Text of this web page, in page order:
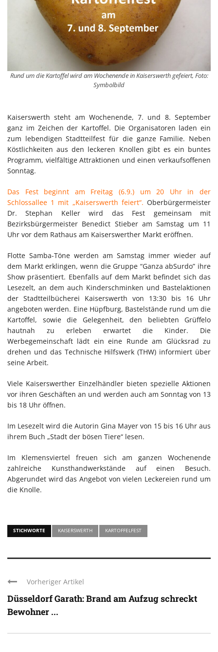
Rund um die Kartoffel wird am Wochenende in Kaiserswerth gefeiert, Foto:
Symbolbild
Kaiserswerth steht am Wochenende, 7. und 8. September
ganz im Zeichen der Kartoffel. Die Organisatoren laden ein
zum lebendigen Stadtteilfest für die ganze Familie. Neben
Köstlichkeiten aus den leckeren Knollen gibt es ein buntes
Programm, vielfältige Attraktionen und einen verkaufsoffenen
Sonntag.
Das Fest beginnt am Freitag (6.9.) um 20 Uhr in der
Schlossallee 1 mit „Kaiserswerth feiert“. Oberbürgermeister
Dr. Stephan Keller wird das Fest gemeinsam mit
Bezirksbürgermeister Benedict Stieber am Samstag um 11
Uhr vor dem Rathaus am Kaiserswerther Markt eröffnen.
Flotte Samba-Töne werden am Samstag immer wieder auf
dem Markt erklingen, wenn die Gruppe “Ganza abSurdo” ihre
Show präsentiert. Ebenfalls auf dem Markt befindet sich das
Lesezelt, an dem auch Kinderschminken und Bastelaktionen
der Stadtteilbücherei Kaiserswerth von 13:30 bis 16 Uhr
angeboten werden. Eine Hüpfburg, Bastelstände rund um die
Kartoffel, sowie die Gelegenheit, den beliebten Grüffelo
hautnah zu erleben erwartet die Kinder. Die
Werbegemeinschaft lädt ein eine Runde am Glücksrad zu
drehen und das Technische Hilfswerk (THW) informiert über
seine Arbeit.
Viele Kaiserswerther Einzelhändler bieten spezielle Aktionen
vor ihren Geschäften an und werden auch am Sonntag von 13
bis 18 Uhr öffnen.
Im Lesezelt wird die Autorin Gina Mayer von 15 bis 16 Uhr aus
ihrem Buch „Stadt der bösen Tiere“ lesen.
Im Klemensviertel freuen sich am ganzen Wochenende
zahlreiche Kunsthandwerkstände auf einen Besuch.
Abgerundet wird das Angebot von vielen Leckereien rund um
die Knolle.
STICHWORTE KAISERSWERTH KARTOFFELFEST
Vorheriger Artikel
Düsseldorf Garath: Brand am Aufzug schreckt
Bewohner ...